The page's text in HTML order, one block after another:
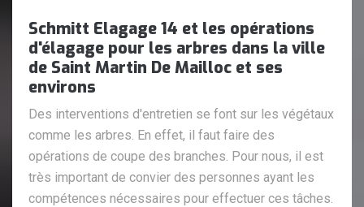
Schmitt Elagage 14 et les opérations
d'élagage pour les arbres dans la ville
de Saint Martin De Mailloc et ses
environs
Des interventions d'entretien se font sur les végétaux
comme les arbres. En effet, il faut faire des
opérations de coupe des branches. Pour nous, il est
très important de convier des personnes ayant les
compétences nécessaires pour effectuer ces tâches.